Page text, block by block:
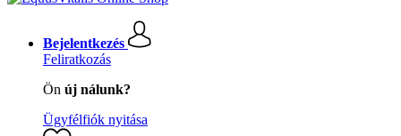
Bejelentkezés
Feliratkozás
Ön új nálunk?
Ügyfélfiók nyitása